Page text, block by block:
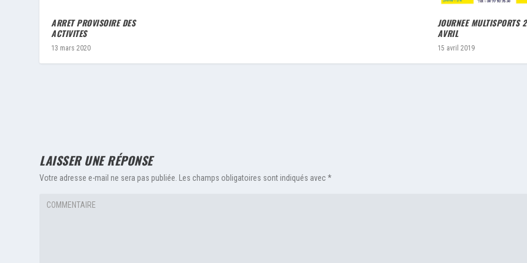
ARRET PROVISOIRE DES
ACTIVITES
13 mars 2020
JOURNEE MULTISPORTS
AVRIL
15 avril 2019
LAISSER UNE RÉPONSE
Votre adresse e-mail ne sera pas publiée. Les champs obligatoires sont indiqués avec*